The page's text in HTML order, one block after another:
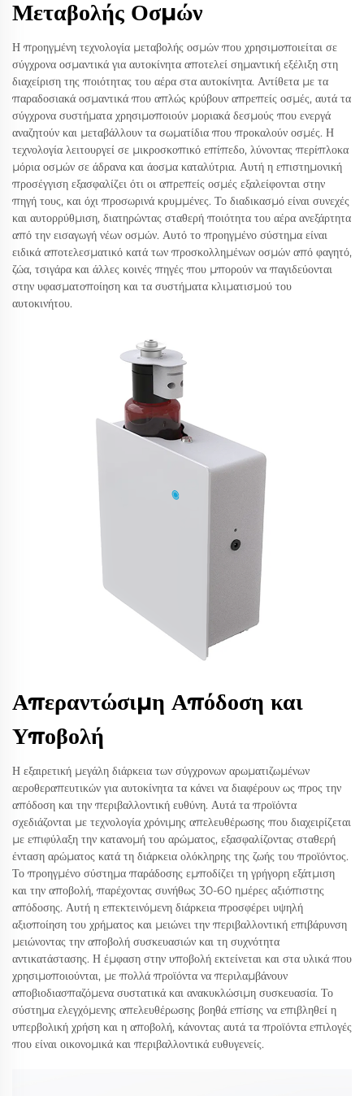
Μεταβολής Οσμών
Η προηγμένη τεχνολογία μεταβολής οσμών που χρησιμοποιείται σε
σύγχρονα οσμαντικά για αυτοκίνητα αποτελεί σημαντική εξέλιξη στη
διαχείριση της ποιότητας του αέρα στα αυτοκίνητα. Αντίθετα με τα
παραδοσιακά οσμαντικά που απλώς κρύβουν απρεπείς οσμές, αυτά τα
σύγχρονα συστήματα χρησιμοποιούν μοριακά δεσμούς που ενεργά
αναζητούν και μεταβάλλουν τα σωματίδια που προκαλούν οσμές. Η
τεχνολογία λειτουργεί σε μικροσκοπικό επίπεδο, λύνοντας περίπλοκα
μόρια οσμών σε άδρανα και άοσμα καταλύτρια. Αυτή η επιστημονική
προσέγγιση εξασφαλίζει ότι οι απρεπείς οσμές εξαλείφονται στην
πηγή τους, και όχι προσωρινά κρυμμένες. Το διαδικασμό είναι συνεχές
και αυτορρύθμιση, διατηρώντας σταθερή ποιότητα του αέρα ανεξάρτητα
από την εισαγωγή νέων οσμών. Αυτό το προηγμένο σύστημα είναι
ειδικά αποτελεσματικό κατά των προσκολλημένων οσμών από φαγητό,
ζώα, τσιγάρα και άλλες κοινές πηγές που μπορούν να παγιδεύονται
στην υφασματοποίηση και τα συστήματα κλιματισμού του
αυτοκινήτου.
Απεραντώσιμη Απόδοση και
Υποβολή
Η εξαιρετική μεγάλη διάρκεια των σύγχρονων αρωματιζωμένων
αεροθεραπευτικών για αυτοκίνητα τα κάνει να διαφέρουν ως προς την
απόδοση και την περιβαλλοντική ευθύνη. Αυτά τα προϊόντα
σχεδιάζονται με τεχνολογία χρόνιμης απελευθέρωσης που διαχειρίζεται
με επιφύλαξη την κατανομή του αρώματος, εξασφαλίζοντας σταθερή
ένταση αρώματος κατά τη διάρκεια ολόκληρης της ζωής του προϊόντος.
Το προηγμένο σύστημα παράδοσης εμποδίζει τη γρήγορη εξάτμιση
και την αποβολή, παρέχοντας συνήθως 30-60 ημέρες αξιόπιστης
απόδοσης. Αυτή η επεκτεινόμενη διάρκεια προσφέρει υψηλή
αξιοποίηση του χρήματος και μειώνει την περιβαλλοντική επιβάρυνση
μειώνοντας την αποβολή συσκευασιών και τη συχνότητα
αντικατάστασης. Η έμφαση στην υποβολή εκτείνεται και στα υλικά που
χρησιμοποιούνται, με πολλά προϊόντα να περιλαμβάνουν
αποβιοδιασπαζόμενα συστατικά και ανακυκλώσιμη συσκευασία. Το
σύστημα ελεγχόμενης απελευθέρωσης βοηθά επίσης να επιβληθεί η
υπερβολική χρήση και η αποβολή, κάνοντας αυτά τα προϊόντα επιλογές
που είναι οικονομικά και περιβαλλοντικά ευθυγενείς.